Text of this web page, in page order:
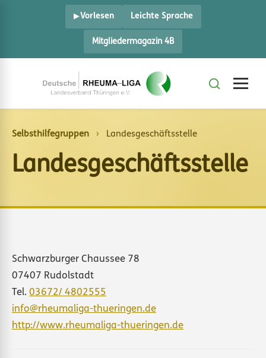
Vorlesen Leichte Sprache
Mitgliedermagazin 4B
Selbsthilfegruppen › Landesgeschäftsstelle
Landesgeschäftsstelle
Schwarzburger Chaussee 78
07407 Rudolstadt
Tel. 03672/ 4802555
info@rheumaliga-thueringen.de
http://www.rheumaliga-thueringen.de